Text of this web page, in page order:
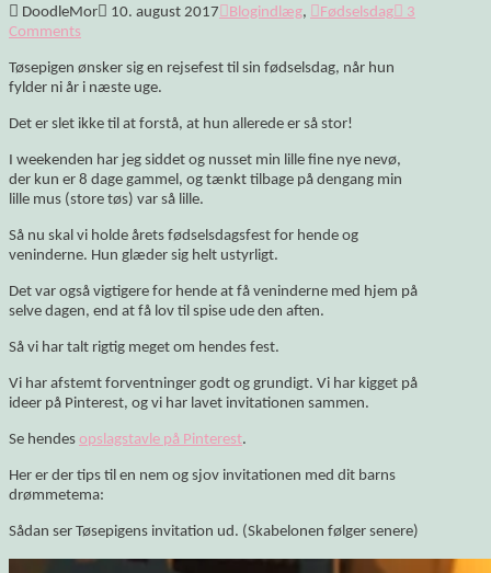
DoodleMor 10. august 2017 Blogindlæg, Fødselsdag
3
Comments
Tøsepigen ønsker sig en rejsefest til sin fødselsdag, når hun
fylder ni år i næste uge.
Det er slet ikke til at forstå, at hun allerede er så stor!
I weekenden har jeg siddet og nusset min lille fine nye nevø,
der kun er 8 dage gammel, og tænkt tilbage på dengang min
lille mus (store tøs) var så lille.
Så nu skal vi holde årets fødselsdagsfest for hende og
veninderne. Hun glæder sig helt ustyrligt.
Det var også vigtigere for hende at få veninderne med hjem på
selve dagen, end at få lov til spise ude den aften.
Så vi har talt rigtig meget om hendes fest.
Vi har afstemt forventninger godt og grundigt. Vi har kigget på
ideer på Pinterest, og vi har lavet invitationen sammen.
Se hendes opslagstavle på Pinterest.
Her er der tips til en nem og sjov invitationen med dit barns
drømmetema:
Sådan ser Tøsepigens invitation ud. (Skabelonen følger senere)